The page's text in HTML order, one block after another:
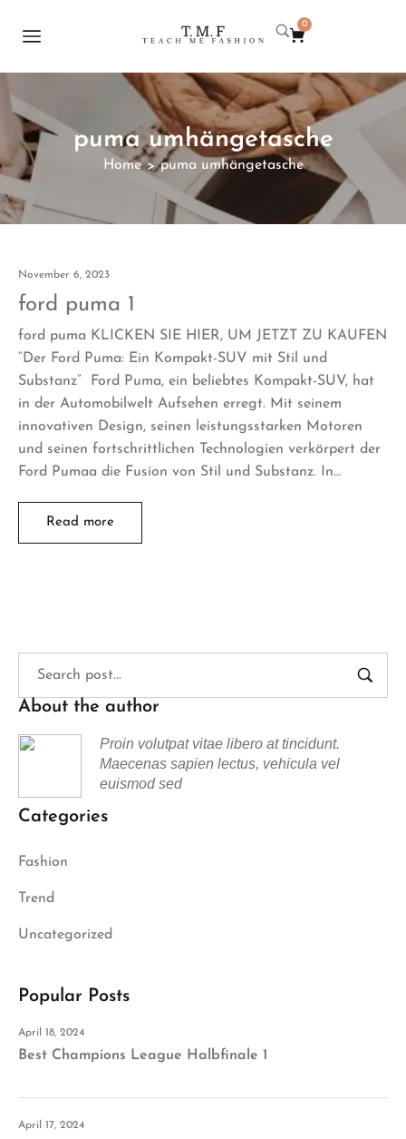
0
puma umhängetasche
Home > puma umhängetasche
November 6, 2023
ford puma 1
ford puma KLICKEN SIE HIER, UM JETZT ZU KAUFEN
“Der Ford Puma: Ein Kompakt-SUV mit Stil und
Substanz” Ford Puma, ein beliebtes Kompakt-SUV, hat
in der Automobilwelt Aufsehen erregt. Mit seinem
innovativen Design, seinen leistungsstarken Motoren
und seinen fortschrittlichen Technologien verkörpert der
Ford Pumaa die Fusion von Stil und Substanz. In…
Read more
About the author
Proin volutpat vitae libero at tincidunt.
Maecenas sapien lectus, vehicula vel
euismod sed
Categories
Fashion
Trend
Uncategorized
Popular Posts
April 18, 2024
Best Champions League Halbfinale 1
April 17, 2024